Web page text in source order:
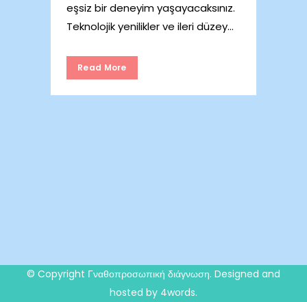
eşsiz bir deneyim yaşayacaksınız.
Teknolojik yenilikler ve ileri düzey...
Read More
© Copyright Γναθοπροσωπική διάγνωση. Designed and
hosted by 4words.